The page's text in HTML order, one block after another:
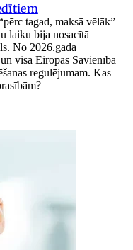
tagad, maksā vēlāk”
laiku bija nosacītā
No 2026.gada
visā Eiropas Savienībā
regulējumam. Kas